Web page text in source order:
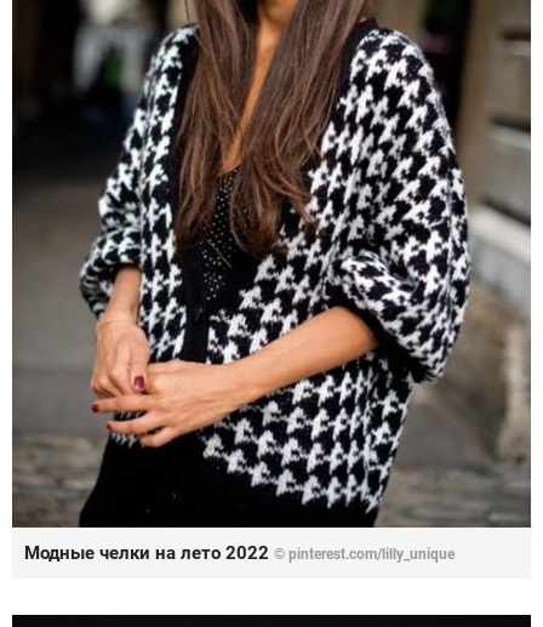
Модные челки на лето 2022 © pinterest.com/lilly_unique